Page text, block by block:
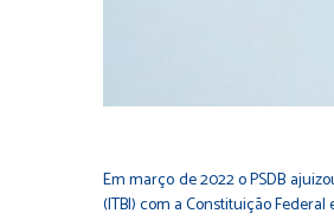
Em março de 2022 o PSDB
(ITBI) com a Constituição